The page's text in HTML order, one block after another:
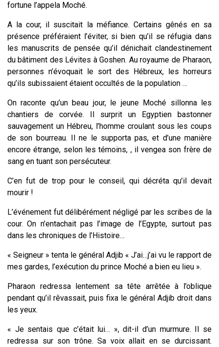
fortune l’appela Moché.
A la cour, il suscitait la méfiance. Certains gênés en sa
présence préféraient l’éviter, si bien qu’il se réfugia dans
les manuscrits de pensée qu’il dénichait clandestinement
du bâtiment des Lévites à Goshen. Au royaume de Pharaon,
personnes n’évoquait le sort des Hébreux, les horreurs
qu’ils subissaient étaient occultés de la population …
On raconte qu’un beau jour, le jeune Moché sillonna les
chantiers de corvée. Il surprit un Egyptien bastonner
sauvagement un Hébreu, l’homme croulant sous les coups
de son bourreau. Il ne le supporta pas, et d’une manière
encore étrange, selon les témoins, , il vengea son frère de
sang en tuant son persécuteur.
C’en fut de trop pour le conseil, qui décréta qu’il devait
mourir !
L’événement fut délibérément négligé par les scribes de la
cour. On n’entachait pas l’image de l’Egypte, surtout pas
dans les chroniques de l’Histoire…
« Seigneur » tenta le général Adjib « J’ai…j’ai vu le rapport de
mes gardes, l’exécution du prince Moché a bien eu lieu ».
Pharaon redressa lentement sa tête arrêtée à l’oblique
pendant qu’il rêvassait, puis fixa le général Adjib droit dans
les yeux.
« Je sentais que c’était lui… », dit-il d’un murmure. Il se
redressa sur son trône. Sa voix allait en se durcissant.